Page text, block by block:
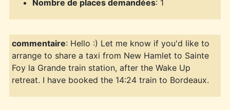
Nombre de places demandées: 1
commentaire: Hello :) Let me know if you'd like to
arrange to share a taxi from New Hamlet to Sainte
Foy la Grande train station, after the Wake Up
retreat. I have booked the 14:24 train to Bordeaux.